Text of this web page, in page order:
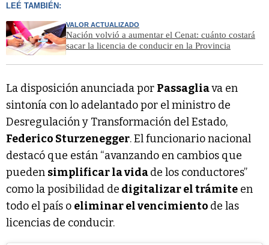
LEÉ TAMBIÉN:
VALOR ACTUALIZADO
Nación volvió a aumentar el Cenat: cuánto costará
sacar la licencia de conducir en la Provincia
La disposición anunciada por Passagliava en
sintonía con lo adelantado por el ministro de
Desregulación y Transformación del Estado,
Federico Sturzenegger. El funcionario nacional
destacó que están “avanzando en cambios que
pueden simplificar la vidade los conductores”
como la posibilidad de digitalizar el trámite en
todo el país o eliminar el vencimiento de las
licencias de conducir.